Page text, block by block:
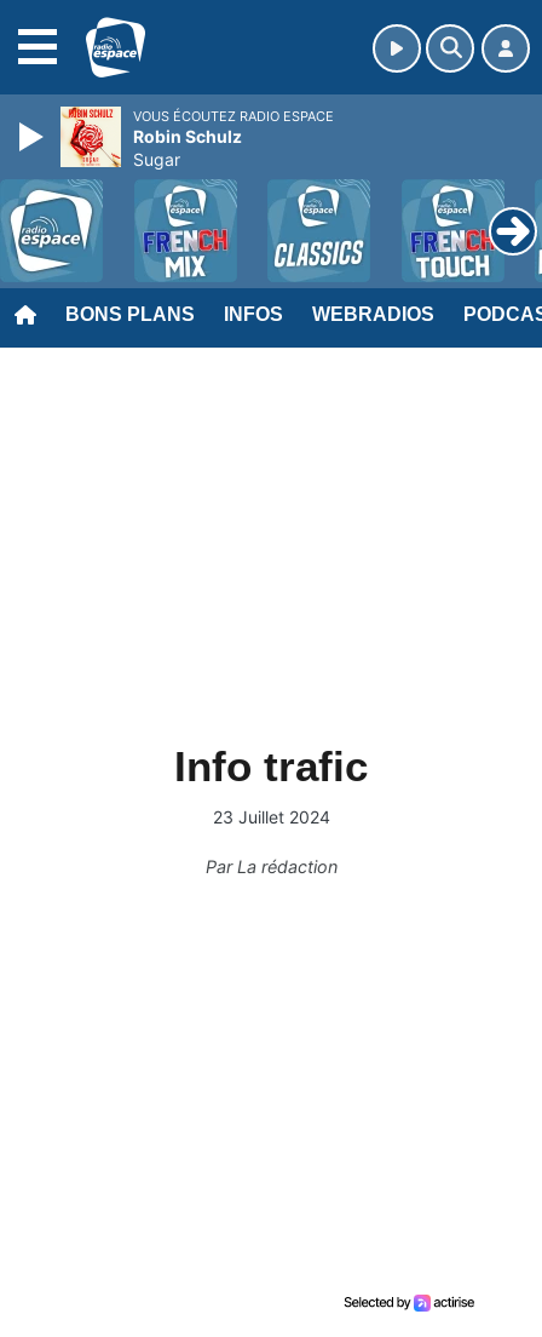
BONS PLANS INFOS WEBRADIOS
Info trafic
23 Juillet 2024
ParLa rédaction
VOUS ÉCOUTEZ RADIO ESPACE
Robin Schulz
Sugar